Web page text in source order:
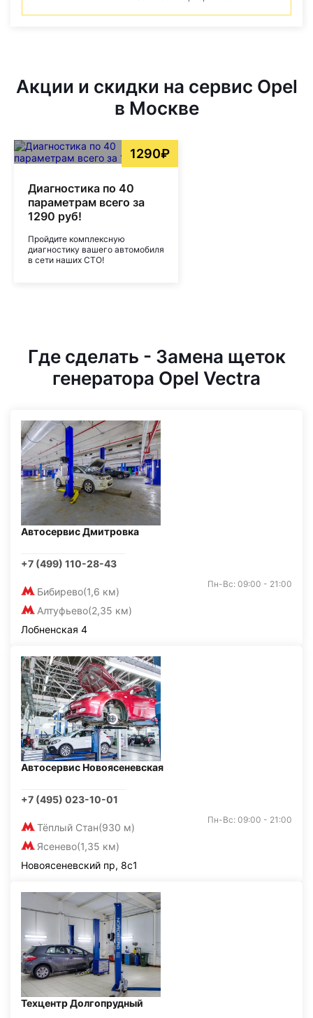
Акции и скидки на сервис Opel
в Москве
1290₽
Диагностика по 40
параметрам всего за
1290 руб!
Пройдите комплексную
диагностику вашего автомобиля
в сети наших СТО!
Где сделать - Замена щеток
генератора Opel Vectra
Автосервис Дмитровка
+7 (499) 110-28-43
Бибирево(1,6 км)
Алтуфьево(2,35 км)
Пн-Вс: 09:00 - 21:00
Лобненская 4
Автосервис Новоясеневская
+7 (495) 023-10-01
Тёплый Стан(930 м)
Ясенево(1,35 км)
Пн-Вс: 09:00 - 21:00
Новоясеневский пр, 8с1
Техцентр Долгопрудный